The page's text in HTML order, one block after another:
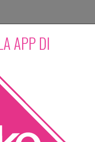
APP DI